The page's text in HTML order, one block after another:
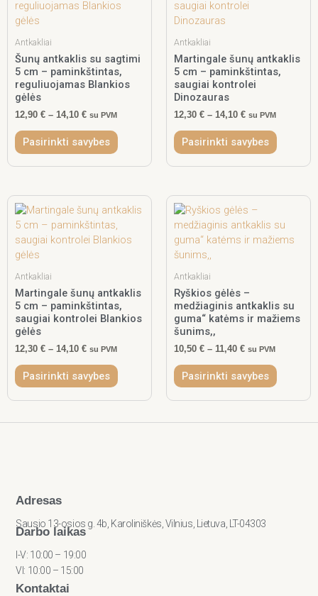
Antkakliai
Šunų antkaklis su sagtimi
5 cm – paminkštintas,
reguliuojamas Blankios
gėlės
12,90 € – 14,10 €
through
su PVM
Pasirinkti savybes
multiple
options
may
be
on
the
product
Antkakliai
Martingale šunų antkaklis
5 cm – paminkštintas,
saugiai kontrolei
Dinozauras
12,30 € – 14,10 €
through
su PVM
Pasirinkti savybes
options
may
on
the
product
Antkakliai
Martingale šunų antkaklis
5 cm – paminkštintas,
saugiai kontrolei Blankios
gėlės
12,30 € – 14,10 €
range:
12,30 €
through
su PVM
Pasirinkti savybes
product
has
multiple
options
may
be
on
the
product
Antkakliai
Ryškios gėlės –
medžiaginis antkaklis su
guma“ katėms ir mažiems
šunims,,
10,50 € – 11,40 €
range:
10,50 €
through
su PVM
Pasirinkti savybes
has
multiple
may
be
the
product
Adresas
Sausio 13-osios g. 4b, Karoliniškės, Vilnius, Lietuva, LT-04303
Darbo laikas
I-V: 10:00 – 19:00
VI: 10:00 – 15:00
Kontaktai